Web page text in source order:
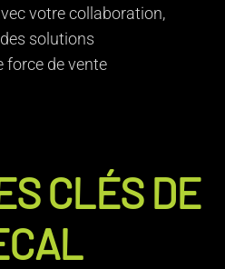
votre collaboration,
solutions
force de vente
CLÉS DE